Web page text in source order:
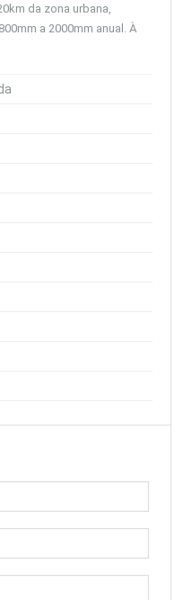
da zona urbana,
a 2000mm anual. À